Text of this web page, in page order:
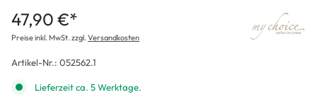
47,90 €*
Preise inkl. MwSt. zzgl.Versandkosten
Artikel-Nr.: 052562.1
Lieferzeit ca. 5 Werktage.